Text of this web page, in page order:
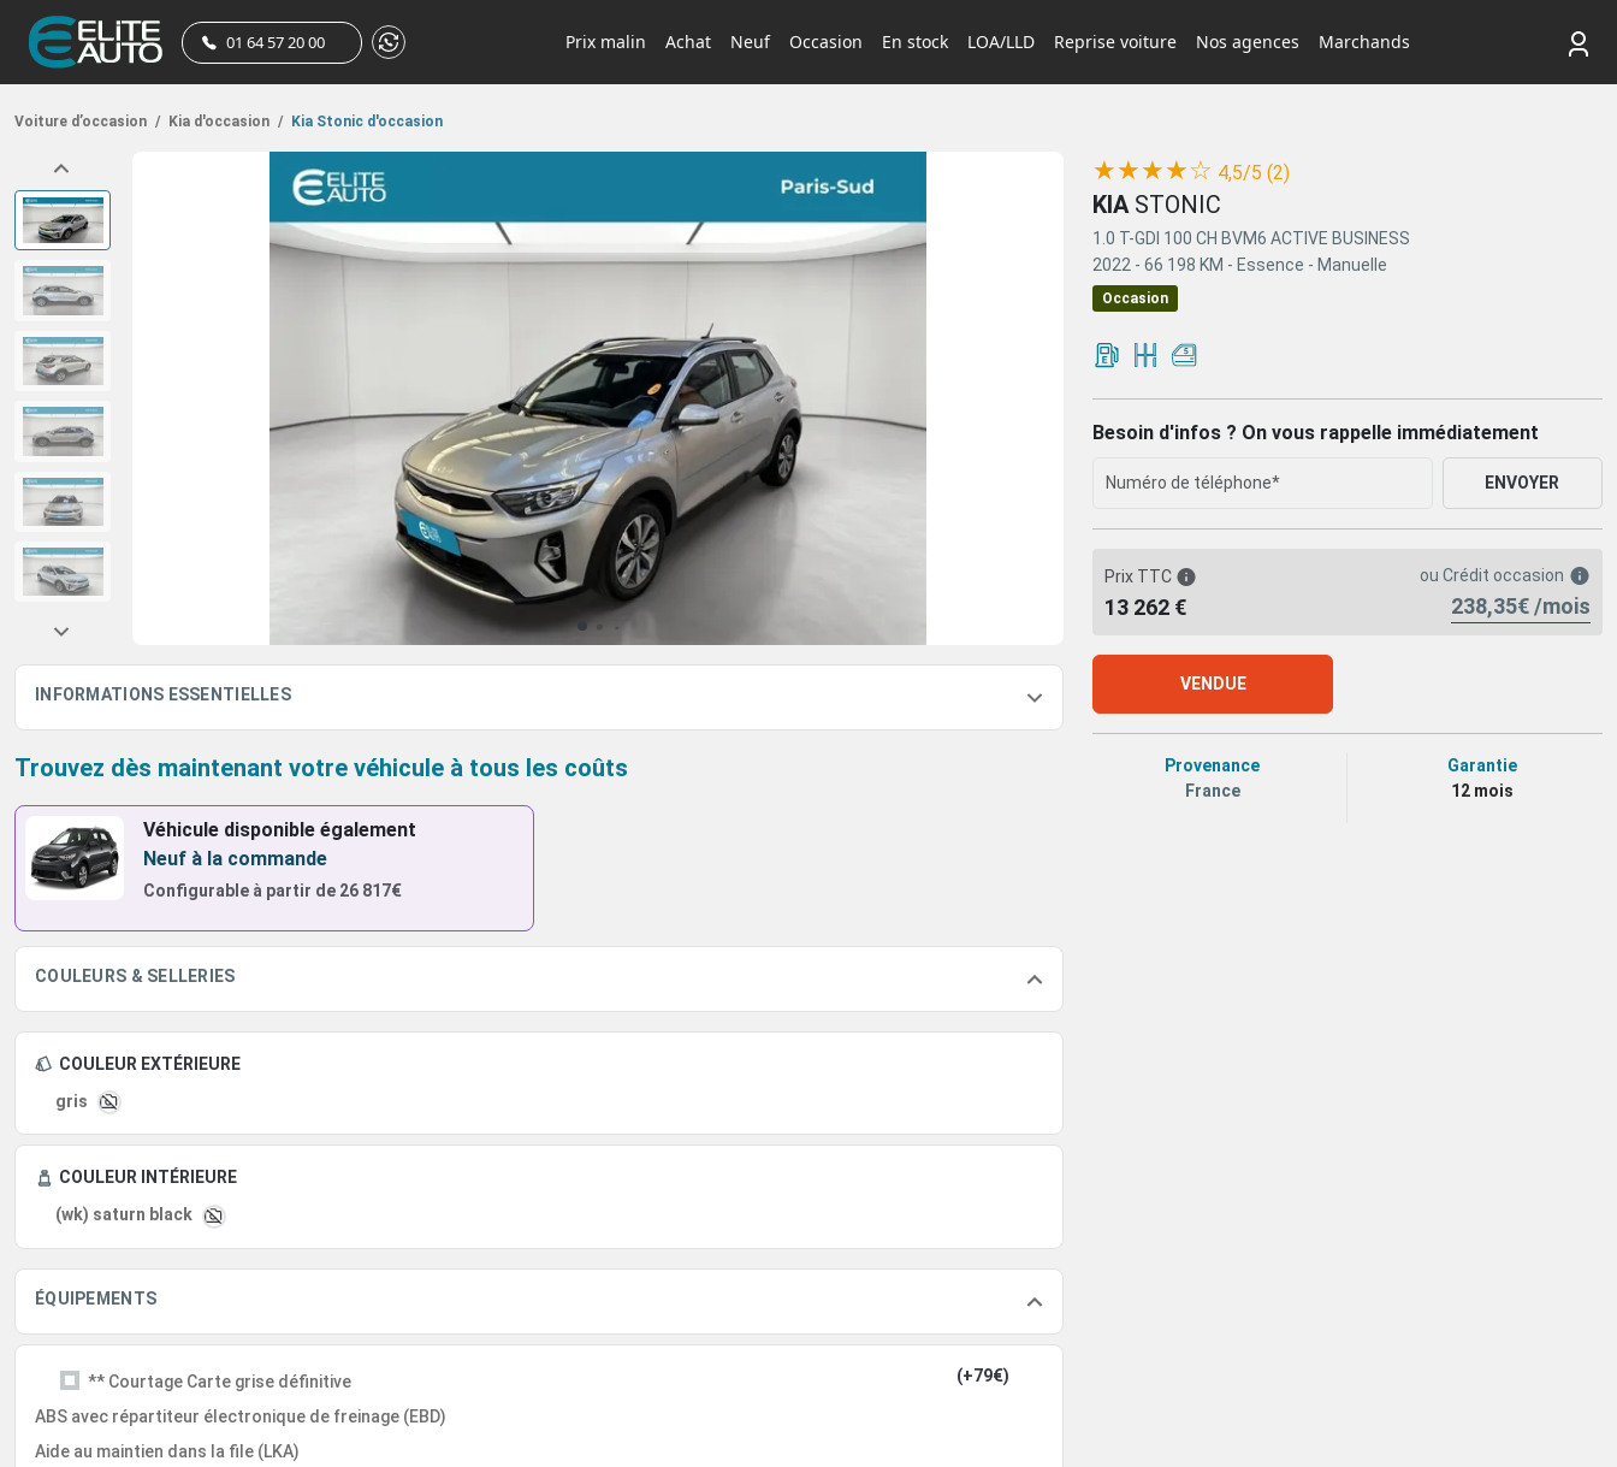
01 64 57 20 00 Prix malin Achat Neuf Occasion En stock LOA/LLD Reprise voiture Nos agences Marchands
Voiture d’occasion / Kia d'occasion / Kia Stonic d'occasion
INFORMATIONS ESSENTIELLES
Trouvez dès maintenant votre véhicule à tous les coûts
Véhicule disponible également
Neuf à la commande
Configurable à partir de26 817€
COULEURS & SELLERIES
COULEUR EXTÉRIEURE
gris
COULEUR INTÉRIEURE
(wk) saturn black
ÉQUIPEMENTS
** Courtage Carte grise définitive (+79€)
ABS avec répartiteur électronique de freinage (EBD)
Aide au maintien dans la file (LKA)
(*)
★
(*)★
(*) ★
(*) ★
(*) ☆ 4,5/5 (2)
KIASTONIC
1.0 T-GDI 100 CH BVM6 ACTIVE BUSINESS
2022 - 66 198 KM - Essence - Manuelle
Occasion
Besoin d'infos ? On vous rappelle immédiatement
ENVOYER
Prix TTC
13 262 €
ou Crédit occasion
238,35€ /mois
VENDUE
Provenance
France
Garantie
12 mois